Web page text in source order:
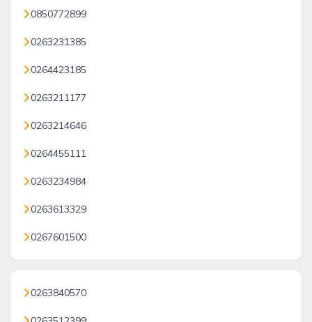
0850772899
0263231385
0264423185
0263211177
0263214646
0264455111
0263234984
0263613329
0267601500
0263840570